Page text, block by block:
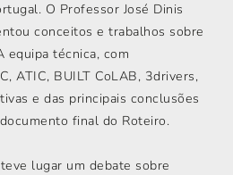
O Professor José Dinis
conceitos e trabalhos sobre
equipa técnica, com
ATIC, BUILT CoLAB, 3drivers,
e das principais conclusões
final do Roteiro.
lugar um debate sobre